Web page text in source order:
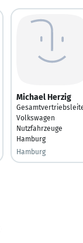
Michael Herzig
Volkswagen
Nutzfahrzeuge
Hamburg
Hamburg